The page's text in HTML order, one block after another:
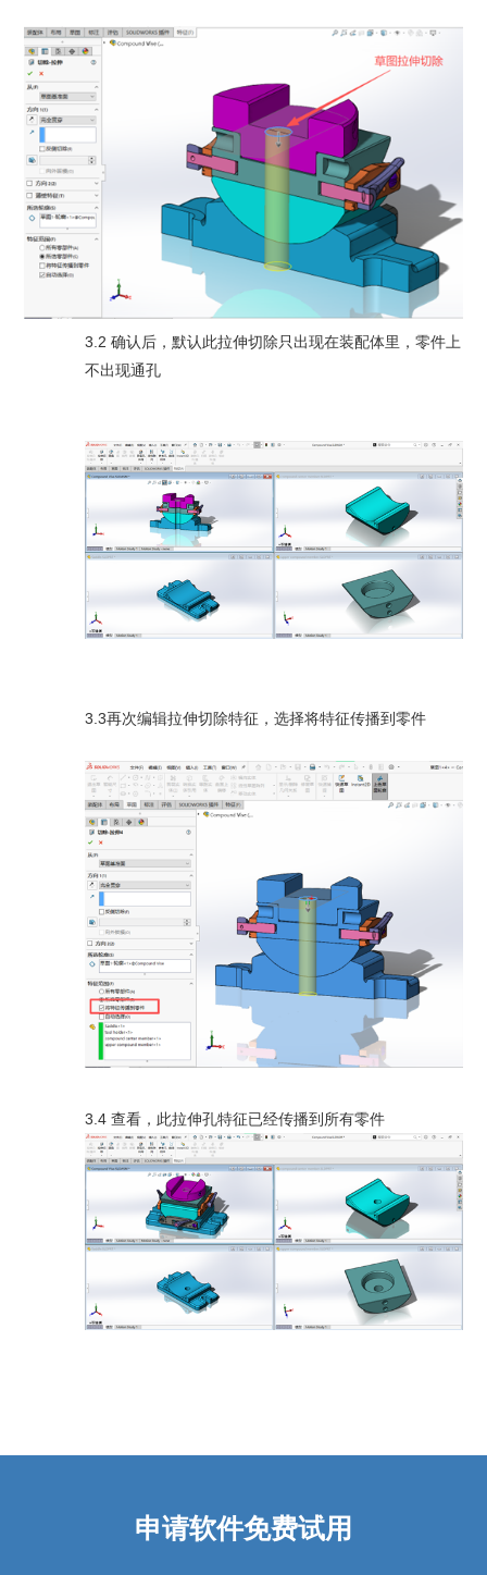
3.2 确认后，默认此拉伸切除只出现在装配体里，零件上
不出现通孔
3.3再次编辑拉伸切除特征，选择将特征传播到零件
3.4 查看，此拉伸孔特征已经传播到所有零件
申请软件免费试用